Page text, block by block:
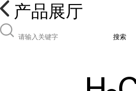
产品展厅
搜索